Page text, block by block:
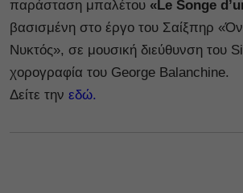
παράσταση μπαλέτου «Le Songe
βασισμένη στο έργο του Σαίξπηρ
Νυκτός», σε μουσική διεύθυνση του
χορογραφία του George Balanchine.
Δείτε την εδώ.